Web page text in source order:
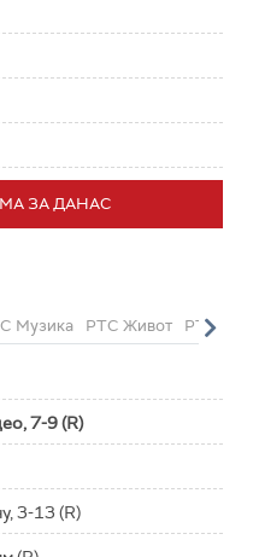
ЗА ДАНАС
Музика РТС Живот РТС
7-9 (R)
3-13 (R)